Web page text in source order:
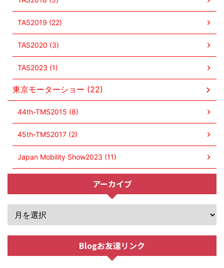
TAS2019 (22)
TAS2020 (3)
TAS2023 (1)
東京モーターショー (22)
44th-TMS2015 (8)
45th-TMS2017 (2)
Japan Mobility Show2023 (11)
アーカイブ
Blogお友達リンク